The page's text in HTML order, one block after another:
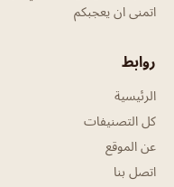
اتمنى ان يعجبكم
روابط
الرئيسية
كل التصنيفات
عن الموقع
اتصل بنا